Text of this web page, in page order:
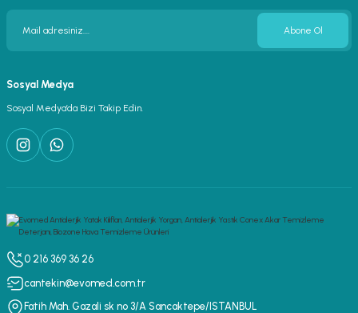
Abone Ol
Sosyal Medya
Sosyal Medya’da Bizi Takip Edin.
0 216 369 36 26
cantekin@evomed.com.tr
Fatih Mah. Gazali sk no 3/A Sancaktepe/ISTANBUL